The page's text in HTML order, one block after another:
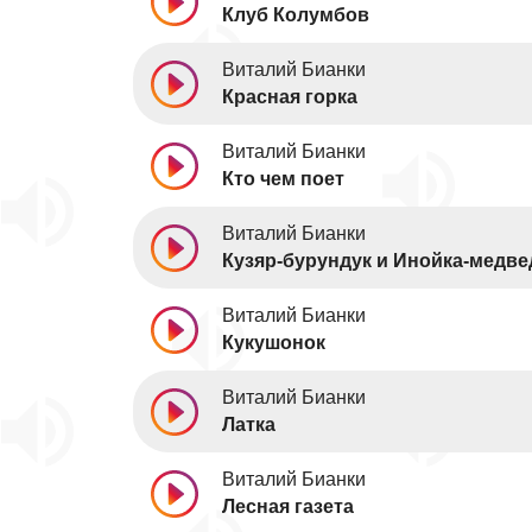
Клуб Колумбов
Виталий Бианки
Красная горка
Виталий Бианки
Кто чем поет
Виталий Бианки
Кузяр-бурундук и Инойка-
Виталий Бианки
Кукушонок
Виталий Бианки
Латка
Виталий Бианки
Лесная газета